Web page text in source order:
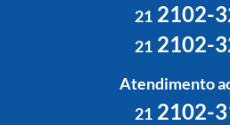
212102-
212102-
Atendimento
212102-